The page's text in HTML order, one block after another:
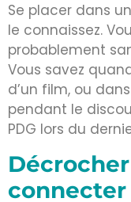
Se placer dans
le connaissez.
probablement
Vous savez
d’un film, ou
pendant le
PDG lors du
connecter